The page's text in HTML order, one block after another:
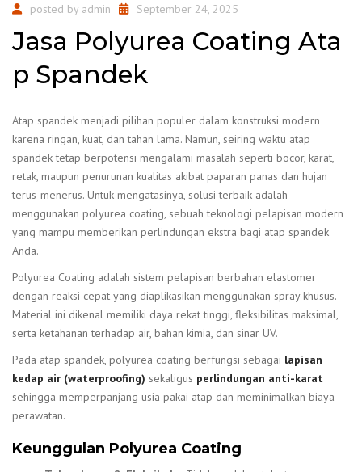
posted by admin September 24, 2025
Jasa Polyurea Coating Ata
p Spandek
Atap spandek menjadi pilihan populer dalam konstruksi modern
karena ringan, kuat, dan tahan lama. Namun, seiring waktu atap
spandek tetap berpotensi mengalami masalah seperti bocor, karat,
retak, maupun penurunan kualitas akibat paparan panas dan hujan
terus-menerus. Untuk mengatasinya, solusi terbaik adalah
menggunakan polyurea coating, sebuah teknologi pelapisan modern
yang mampu memberikan perlindungan ekstra bagi atap spandek
Anda.
Polyurea Coating adalah sistem pelapisan berbahan elastomer
dengan reaksi cepat yang diaplikasikan menggunakan spray khusus.
Material ini dikenal memiliki daya rekat tinggi, fleksibilitas maksimal,
serta ketahanan terhadap air, bahan kimia, dan sinar UV.
Pada atap spandek, polyurea coating berfungsi sebagai lapisan
kedap air (waterproofing) sekaligus perlindungan anti-karat
sehingga memperpanjang usia pakai atap dan meminimalkan biaya
perawatan.
Keunggulan Polyurea Coating